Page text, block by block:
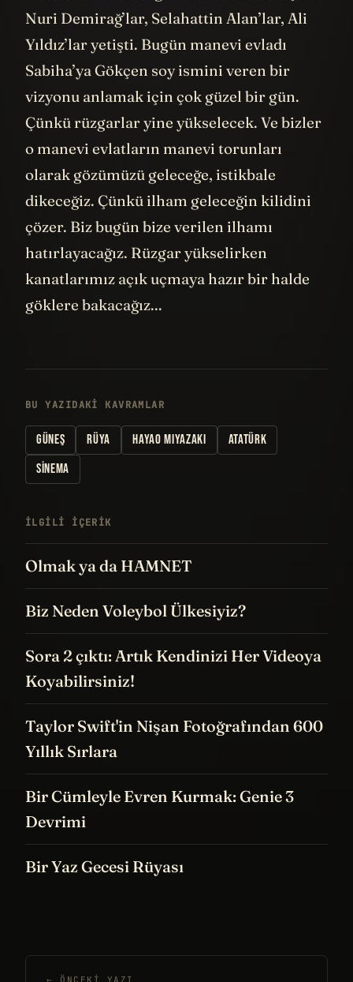
Nuri Demirağ’lar, Selahattin Alan’lar, Ali
Yıldız’lar yetişti. Bugün manevi evladı
Sabiha’ya Gökçen soy ismini veren bir
vizyonu anlamak için çok güzel bir gün.
Çünkü rüzgarlar yine yükselecek. Ve bizler
o manevi evlatların manevi torunları
olarak gözümüzü geleceğe, istikbale
dikeceğiz. Çünkü ilham geleceğin kilidini
çözer. Biz bugün bize verilen ilhamı
hatırlayacağız. Rüzgar yükselirken
kanatlarımız açık uçmaya hazır bir halde
göklere bakacağız...
BU YAZIDAKI KAVRAMLAR
GÜNEŞ RÜYA HAYAO MIYAZAKI
ATATÜRK
SINEMA
İLGILI IÇERIK
Olmak ya da HAMNET
Biz Neden Voleybol Ülkesiyiz?
Sora 2 çıktı: Artık Kendinizi Her Videoya
Koyabilirsiniz!
Taylor Swift'in Nişan Fotoğrafından 600
Yıllık Sırlara
Bir Cümleyle Evren Kurmak: Genie 3
Devrimi
Bir Yaz Gecesi Rüyası
← ÖNCEKI YAZI